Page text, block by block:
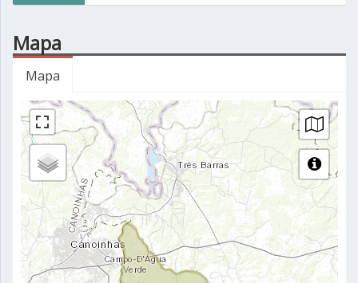
Mapa
Mapa